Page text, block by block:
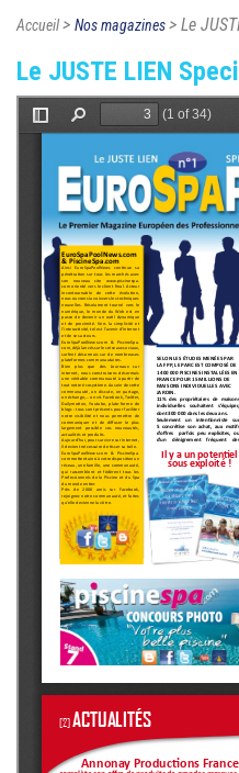
Accueil> Nos magazines> Le
Le JUSTE LIEN